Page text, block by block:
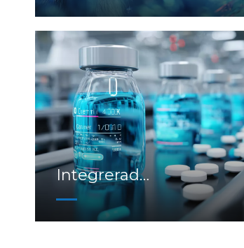
Integrerad
effektivitetsutvärdering